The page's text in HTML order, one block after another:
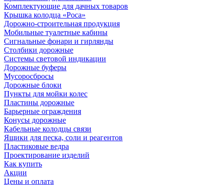
Комплектующие для дачных товаров
Крышка колодца «Роса»
Дорожно-строительная продукция
Мобильные туалетные кабины
Сигнальные фонари и гирлянды
Столбики дорожные
Системы световой индикации
Дорожные буферы
Мусоросбросы
Дорожные блоки
Пункты для мойки колес
Пластины дорожные
Барьерные ограждения
Конусы дорожные
Кабельные колодцы связи
Ящики для песка, соли и реагентов
Пластиковые ведра
Проектирование изделий
Как купить
Акции
Цены и оплата